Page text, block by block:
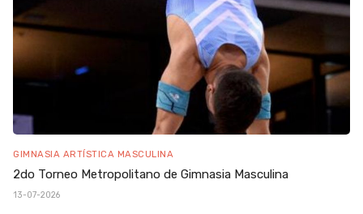
GIMNASIA ARTÍSTICA MASCULINA
2do Torneo Metropolitano de Gimnasia Masculina
13-07-2026